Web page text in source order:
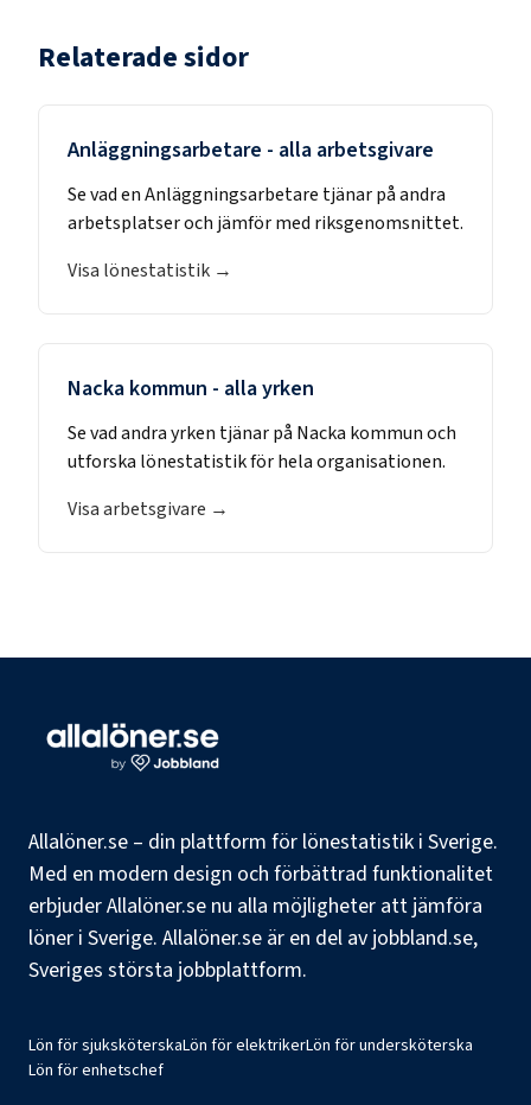
Relaterade sidor
Anläggningsarbetare - alla arbetsgivare
Se vad enAnläggningsarbetare tjänar på andra
arbetsplatser och jämför med riksgenomsnittet.
Visa lönestatistik →
Nacka kommun - alla yrken
Se vad andra yrken tjänar på Nacka kommunoch
utforska lönestatistik för hela organisationen.
Visa arbetsgivare →
Allalöner.se – din plattform för lönestatistik i Sverige.
Med en modern design och förbättrad funktionalitet
erbjuder Allalöner.se nu alla möjligheter att jämföra
löner i Sverige. Allalöner.se är en del av jobbland.se,
Sveriges största jobbplattform.
Lön för sjuksköterskaLön för elektrikerLön för undersköterska
Lön för enhetschef